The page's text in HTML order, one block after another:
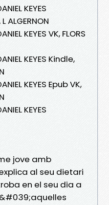
KEYES
ALGERNON
KEYES VK, FLORS
KEYES Kindle,
KEYES Epub VK,
KEYES
jove amb
al seu dietari
en el seu dia a